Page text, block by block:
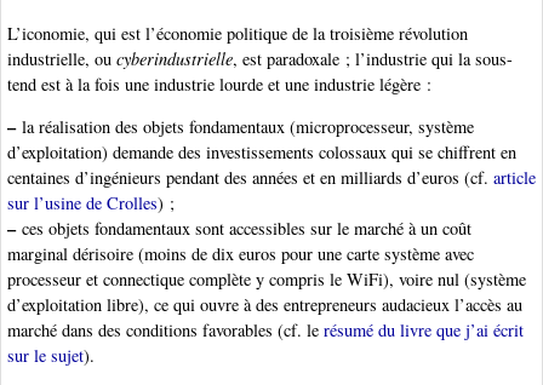
L’iconomie, qui est l’économie politique de la troisième révolution
industrielle, ou cyberindustrielle, est paradoxale ; l’industrie qui la sous-
tend est à la fois une industrie lourde et une industrie légère :
–la réalisation des objets fondamentaux (microprocesseur, système
d’exploitation) demande des investissements colossaux qui se chiffrent en
centaines d’ingénieurs pendant des années et en milliards d’euros (cf. article
sur l’usine de Crolles) ;
–ces objets fondamentaux sont accessibles sur le marché à un coût
marginal dérisoire (moins de dix euros pour une carte système avec
processeur et connectique complète y compris le WiFi), voire nul (système
d’exploitation libre), ce qui ouvre à des entrepreneurs audacieux l’accès au
marché dans des conditions favorables (cf. le résumé du livre que j’ai écrit
sur le sujet).